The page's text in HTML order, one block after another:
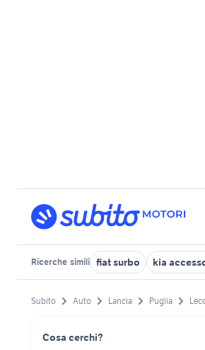
Ricerche simili fiat surbo kia
Subito Auto Lancia Puglia
Cosa cerchi?